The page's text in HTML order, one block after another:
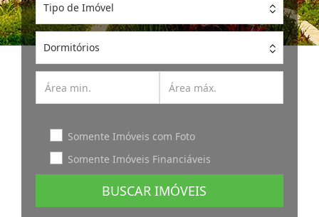
Tipo de Imóvel
Dormitórios
Somente Imóveis com Foto
Somente Imóveis Financiáveis
BUSCAR IMÓVEIS